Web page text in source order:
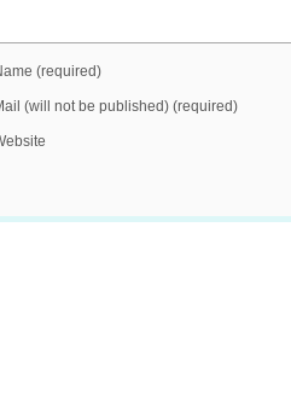
(required)
(will not be published) (required)